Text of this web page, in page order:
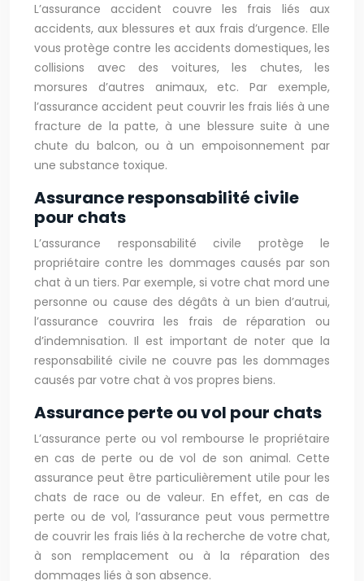
L’assurance accident couvre les frais liés aux
accidents, aux blessures et aux frais d’urgence. Elle
vous protège contre les accidents domestiques, les
collisions avec des voitures, les chutes, les
morsures d’autres animaux, etc. Par exemple,
l’assurance accident peut couvrir les frais liés à une
fracture de la patte, à une blessure suite à une
chute du balcon, ou à un empoisonnement par
une substance toxique.
Assurance responsabilité civile
pour chats
L’assurance responsabilité civile protège le
propriétaire contre les dommages causés par son
chat à un tiers. Par exemple, si votre chat mord une
personne ou cause des dégâts à un bien d’autrui,
l’assurance couvrira les frais de réparation ou
d’indemnisation. Il est important de noter que la
responsabilité civile ne couvre pas les dommages
causés par votre chat à vos propres biens.
Assurance perte ou vol pour chats
L’assurance perte ou vol rembourse le propriétaire
en cas de perte ou de vol de son animal. Cette
assurance peut être particulièrement utile pour les
chats de race ou de valeur. En effet, en cas de
perte ou de vol, l’assurance peut vous permettre
de couvrir les frais liés à la recherche de votre chat,
à son remplacement ou à la réparation des
dommages liés à son absence.